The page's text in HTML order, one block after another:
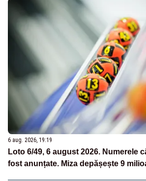
6 aug. 2026, 19:19
Loto 6/49, 6 august 2026. Numerele
fost anunțate. Miza depășește 9